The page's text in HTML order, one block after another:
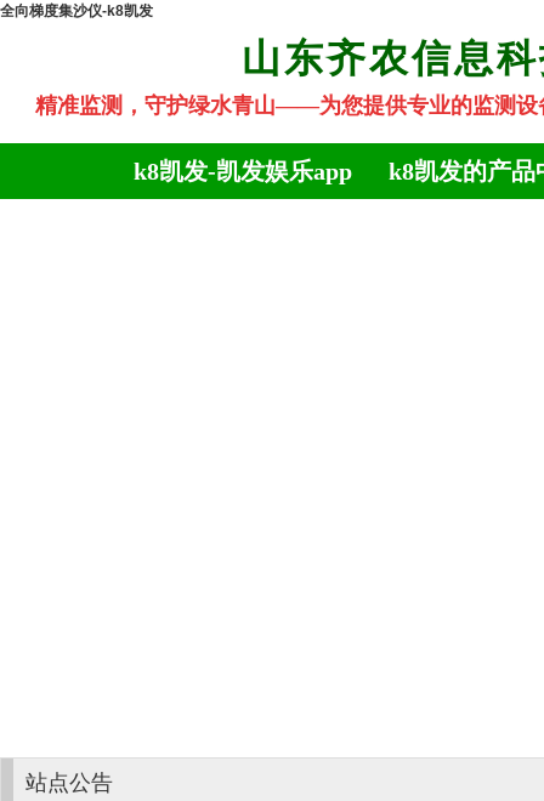
全向梯度集沙仪-k8凯发
山东齐农信息
精准监测，守护绿水青山——为您提供专业的监测设
k8凯发-凯发娱乐app k8凯发的产品
站点公告